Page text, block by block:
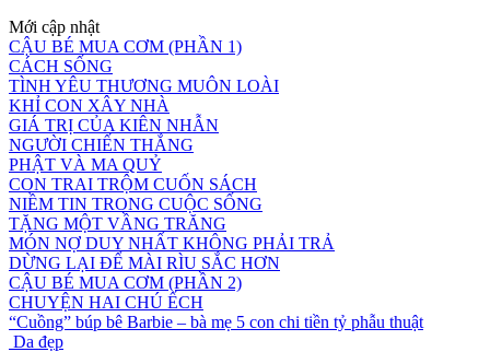
Mới cập nhật
CẬU BÉ MUA CƠM (PHẦN 1)
CÁCH SỐNG
TÌNH YÊU THƯƠNG MUÔN LOÀI
KHỈ CON XÂY NHÀ
GIÁ TRỊ CỦA KIÊN NHẪN
NGƯỜI CHIẾN THẮNG
PHẬT VÀ MA QUỶ
CON TRAI TRỘM CUỐN SÁCH
NIỀM TIN TRONG CUỘC SỐNG
TẶNG MỘT VẦNG TRĂNG
MÓN NỢ DUY NHẤT KHÔNG PHẢI TRẢ
DỪNG LẠI ĐỂ MÀI RÌU SẮC HƠN
CẬU BÉ MUA CƠM (PHẦN 2)
CHUYỆN HAI CHÚ ẾCH
“Cuồng” búp bê Barbie – bà mẹ 5 con chi tiền tỷ phẫu thuật
Da đẹp